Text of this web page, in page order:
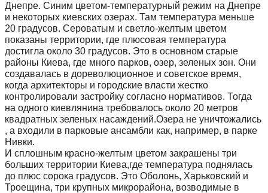
Днепре. Синим цветом-температурный режим на Днепре
и некоторых киевских озерах. Там температура меньше
20 градусов. Сероватым и светло-желтым цветом
показаны территории, где плюсовая температура
достигла около 30 градусов. Это в основном старые
районы Киева, где много парков, озер, зеленых зон. Они
создавалась в дореволюционное и советское время,
когда архитекторы и городские власти жестко
контролировали застройку согласно нормативов. Тогда
на одного киевлянина требовалось около 20 метров
квадратных зеленых насаждений.Озера не уничтожались
, а входили в парковые ансамбли как, например, в парке
Нивки.
И сплошным красно-желтым цветом закрашены три
больших территории Киева,где температура поднялась
до плюс сорока градусов. Это Оболонь, Харьковский и
Троещина, три крупных микрорайона, возводимые в